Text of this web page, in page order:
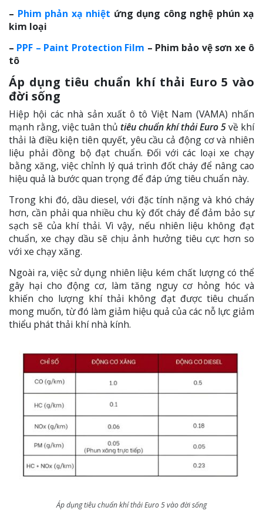
– Phim phản xạ nhiệt ứng dụng công nghệ phún xạ
kim loại
– PPF – Paint Protection Film – Phim bảo vệ sơn xe ô
tô
Áp dụng tiêu chuẩn khí thải Euro 5 vào
đời sống
Hiệp hội các nhà sản xuất ô tô Việt Nam (VAMA) nhấn
mạnh rằng, việc tuân thủ tiêu chuẩn khí thải Euro 5về khí
thải là điều kiện tiên quyết, yêu cầu cả động cơ và nhiên
liệu phải đồng bộ đạt chuẩn. Đối với các loại xe chạy
bằng xăng, việc chỉnh lý quá trình đốt cháy để nâng cao
hiệu quả là bước quan trọng để đáp ứng tiêu chuẩn này.
Trong khi đó, dầu diesel, với đặc tính nặng và khó cháy
hơn, cần phải qua nhiều chu kỳ đốt cháy để đảm bảo sự
sạch sẽ của khí thải. Vì vậy, nếu nhiên liệu không đạt
chuẩn, xe chạy dầu sẽ chịu ảnh hưởng tiêu cực hơn so
với xe chạy xăng.
Ngoài ra, việc sử dụng nhiên liệu kém chất lượng có thể
gây hại cho động cơ, làm tăng nguy cơ hỏng hóc và
khiến cho lượng khí thải không đạt được tiêu chuẩn
mong muốn, từ đó làm giảm hiệu quả của các nỗ lực giảm
thiểu phát thải khí nhà kính.
Áp dụng tiêu chuẩn khí thải Euro 5 vào đời sống